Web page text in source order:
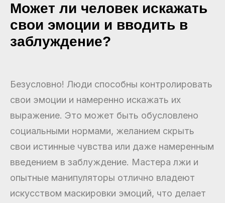
Может ли человек искажать
свои эмоции и вводить в
заблуждение?
Безусловно! Люди способны контролировать
свои эмоции и намеренно искажать их
выражение. Это может быть обусловлено
социальными нормами, желанием скрыть
свои истинные чувства или даже намеренным
введением в заблуждение. Мастера лжи и
опытные манипуляторы отлично владеют
искусством маскировки эмоций, что делает